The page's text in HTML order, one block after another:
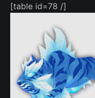
[table id=78 /]